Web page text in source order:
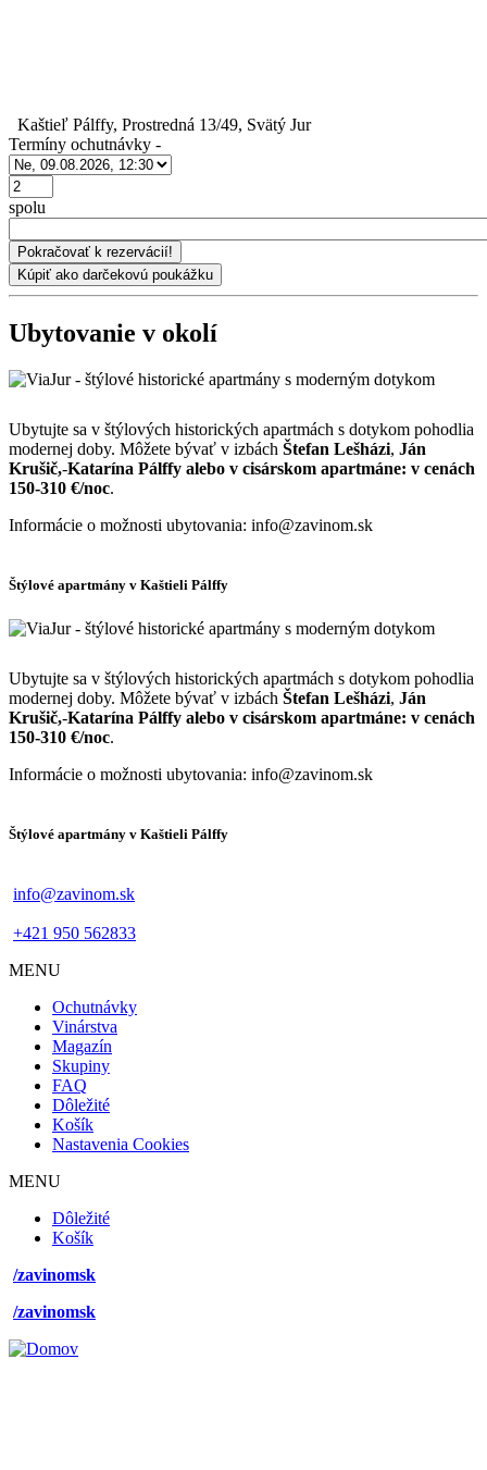
Kaštieľ Pálffy, Prostredná 13/49, Svätý Jur
Termíny ochutnávky -
Počet
spolu
Ubytovanie v okolí
Ubytujte sa v štýlových historických apartmách s dotykom pohodlia
modernej doby. Môžete bývať v izbách Štefan Lešházi, Ján
Krušič,-Katarína Pálffy alebo v cisárskom apartmáne: v cenách
150-310 €/noc.
Informácie o možnosti ubytovania: info@zavinom.sk
Štýlové apartmány v Kaštieli Pálffy
Ubytujte sa v štýlových historických apartmách s dotykom pohodlia
modernej doby. Môžete bývať v izbách Štefan Lešházi, Ján
Krušič,-Katarína Pálffy alebo v cisárskom apartmáne: v cenách
150-310 €/noc.
Informácie o možnosti ubytovania: info@zavinom.sk
Štýlové apartmány v Kaštieli Pálffy
info@zavinom.sk
+421 950 562833
mobile
MENU
Ochutnávky
Vinárstva
Magazín
Skupiny
FAQ
Dôležité
Košík
Nastavenia Cookies
desktop
menu
MENU
Dôležité
Košík
/zavinomsk
/zavinomsk